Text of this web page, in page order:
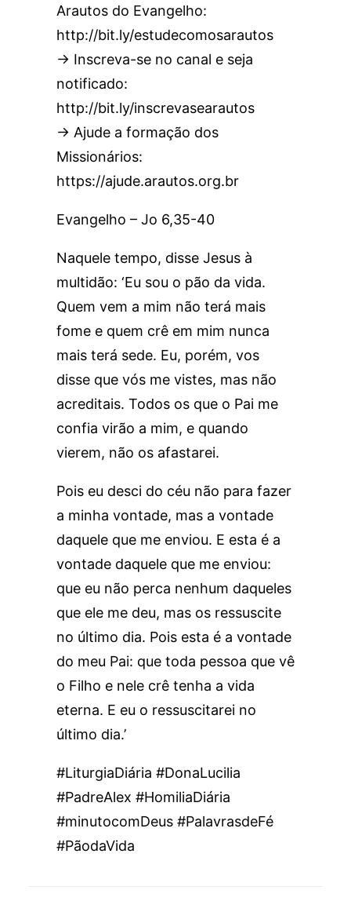
Arautos do Evangelho:
http://bit.ly/estudecomosarautos
→ Inscreva-se no canal e seja
notificado:
http://bit.ly/inscrevasearautos
→ Ajude a formação dos
Missionários:
https://ajude.arautos.org.br
Evangelho – Jo 6,35-40
Naquele tempo, disse Jesus à
multidão: ‘Eu sou o pão da vida.
Quem vem a mim não terá mais
fome e quem crê em mim nunca
mais terá sede. Eu, porém, vos
disse que vós me vistes, mas não
acreditais. Todos os que o Pai me
confia virão a mim, e quando
vierem, não os afastarei.
Pois eu desci do céu não para fazer
a minha vontade, mas a vontade
daquele que me enviou. E esta é a
vontade daquele que me enviou:
que eu não perca nenhum daqueles
que ele me deu, mas os ressuscite
no último dia. Pois esta é a vontade
do meu Pai: que toda pessoa que vê
o Filho e nele crê tenha a vida
eterna. E eu o ressuscitarei no
último dia.’
#LiturgiaDiária #DonaLucilia
#PadreAlex #HomiliaDiária
#minutocomDeus #PalavrasdeFé
#PãodaVida